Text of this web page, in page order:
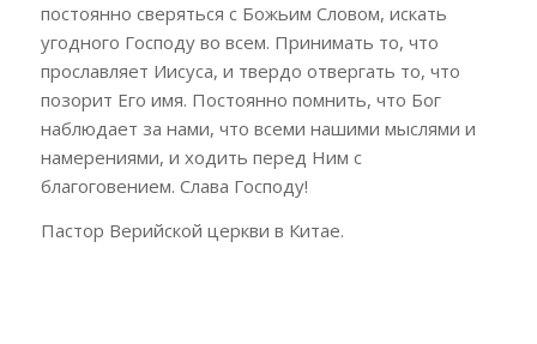
постоянно сверяться с Божьим Словом, искать
угодного Господу во всем. Принимать то, что
прославляет Иисуса, и твердо отвергать то, что
позорит Его имя. Постоянно помнить, что Бог
наблюдает за нами, что всеми нашими мыслями и
намерениями, и ходить перед Ним с
благоговением. Слава Господу!
Пастор Верийской церкви в Китае.